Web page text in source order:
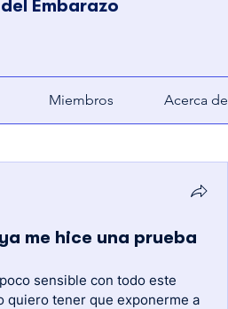
Embarazo
Miembros Acerca de
me hice una prueba
sensible con todo este
quiero tener que exponerme a